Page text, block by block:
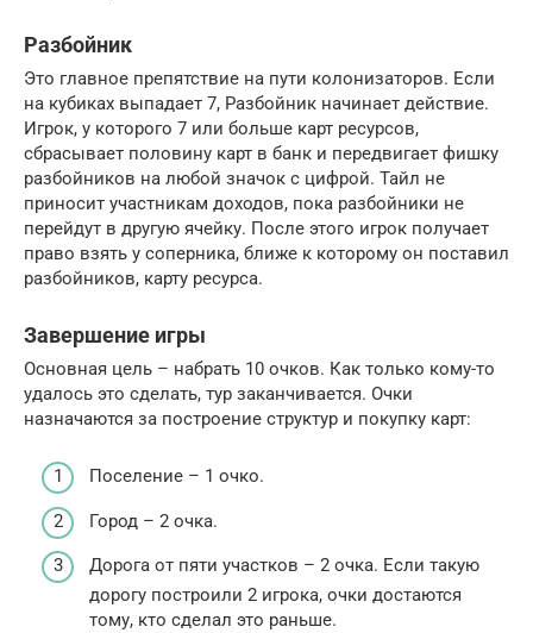
Разбойник
Это главное препятствие на пути колонизаторов. Если
на кубиках выпадает 7, Разбойник начинает действие.
Игрок, у которого 7 или больше карт ресурсов,
сбрасывает половину карт в банк и передвигает фишку
разбойников на любой значок с цифрой. Тайл не
приносит участникам доходов, пока разбойники не
перейдут в другую ячейку. После этого игрок получает
право взять у соперника, ближе к которому он поставил
разбойников, карту ресурса.
Завершение игры
Основная цель – набрать 10 очков. Как только кому-то
удалось это сделать, тур заканчивается. Очки
назначаются за построение структур и покупку карт:
Поселение – 1 очко.
Город – 2 очка.
Дорога от пяти участков – 2 очка. Если такую
дорогу построили 2 игрока, очки достаются
тому, кто сделал это раньше.